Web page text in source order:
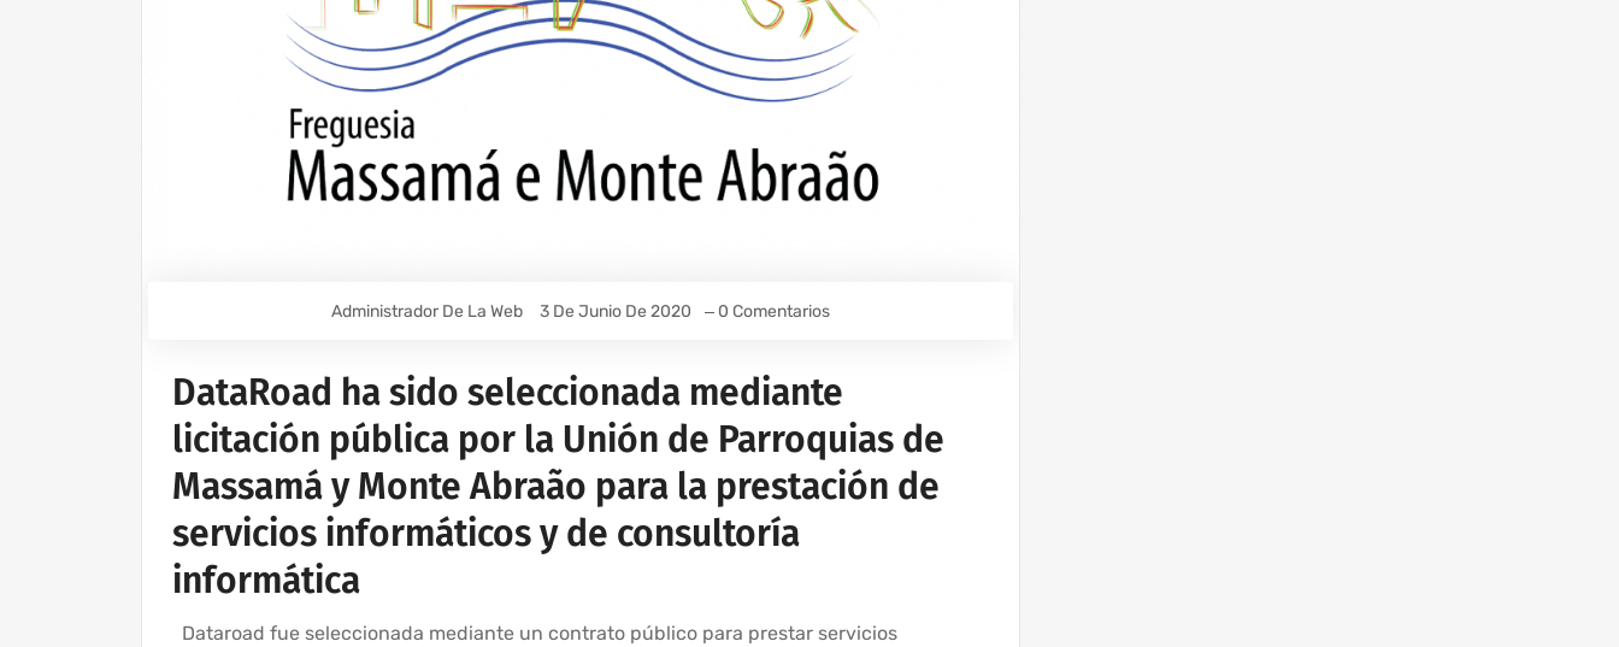
Administrador De La Web 3 De Junio De 2020 0 Comentarios
DataRoad ha sido seleccionada mediante
licitación pública por la Unión de Parroquias de
Massamá y Monte Abraão para la prestación de
servicios informáticos y de consultoría
informática
Dataroad fue seleccionada mediante un contrato público para prestar servicios